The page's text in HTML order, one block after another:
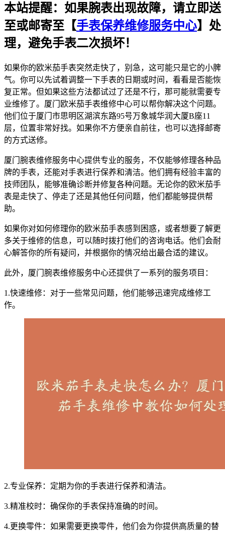
本站提醒：如果腕表出现故障，请立即送
至或邮寄至【手表保养维修服务中心】处
理，避免手表二次损坏！
如果你的欧米茄手表突然走快了，别急，这可能只是它的小脾
气。你可以先试着调整一下手表的日期或时间，看看是否能恢
复正常。但如果这些方法都试过了还是不行，那可能就需要专
业维修了。厦门欧米茄手表维修中心可以帮你解决这个问题。
他们位于厦门市思明区湖滨东路95号万象城华润大厦B座11
层，位置非常好找。如果你不方便亲自前往，也可以选择邮寄
的方式送修。
厦门腕表维修服务中心提供专业的服务，不仅能够修理各种品
牌的手表，还能对手表进行保养和清洁。他们拥有经验丰富的
技师团队，能够准确诊断并修复各种问题。无论你的欧米茄手
表是走快了、停走了还是其他任何问题，他们都能够提供帮
助。
如果你对如何修理你的欧米茄手表感到困惑，或者想要了解更
多关于维修的信息，可以随时拨打他们的咨询电话。他们会耐
心解答你的所有疑问，并根据你的情况给出最合适的建议。
此外，厦门腕表维修服务中心还提供了一系列的服务项目：
1.快速维修：对于一些常见问题，他们能够迅速完成维修工
作。
2.专业保养：定期为你的手表进行保养和清洁。
3.精准校时：确保你的手表保持准确的时间。
4.更换零件：如果需要更换零件，他们会为你提供高质量的替